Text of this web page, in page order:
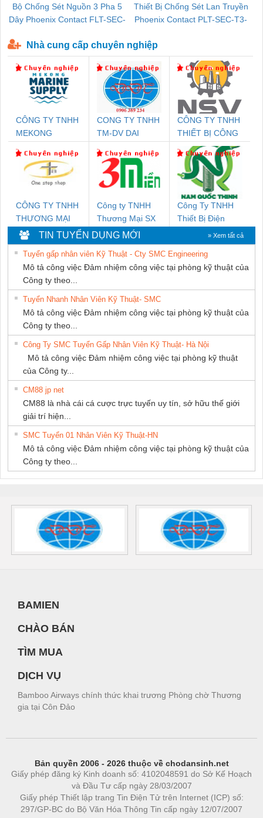
Bộ Chống Sét Nguồn 3 Pha 5
Dây Phoenix Contact FLT-SEC-
Thiết Bị Chống Sét Lan Truyền
Phoenix Contact PLT-SEC-T3-
Nhà cung cấp chuyên nghiệp
CÔNG TY TNHH
MEKONG
CONG TY TNHH
TM-DV DAI
CÔNG TY TNHH
THIẾT BỊ CÔNG
NGHIỆP NIHON
SETSUBI VIỆT
NAM
CÔNG TY TNHH
THƯƠNG MẠI
THIÊN ÂN VIỆT
NAM
Công ty TNHH
Thương Mại SX
Ba Miền
Công Ty TNHH
Thiết Bị Điện
Nam Quốc Thịnh
TIN TUYỂN DỤNG MỚI » Xem tất cả
Tuyển gấp nhân viên Kỹ Thuật - Cty SMC Engineering
Mô tả công việc Đảm nhiệm công việc tại phòng kỹ thuật của
Công ty theo...
Tuyển Nhanh Nhân Viên Kỹ Thuật- SMC
Mô tả công việc Đảm nhiệm công việc tại phòng kỹ thuật của
Công ty theo...
Công Ty SMC Tuyển Gấp Nhân Viên Kỹ Thuật- Hà Nội
Mô tả công việc Đảm nhiệm công việc tại phòng kỹ thuật
của Công ty...
CM88 jp net
CM88 là nhà cái cá cược trực tuyến uy tín, sở hữu thế giới
giải trí hiện...
SMC Tuyển 01 Nhân Viên Kỹ Thuật-HN
Mô tả công việc Đảm nhiệm công việc tại phòng kỹ thuật của
Công ty theo...
BAMIEN
CHÀO BÁN
TÌM MUA
DỊCH VỤ
Bamboo Airways chính thức khai trương Phòng chờ Thương
gia tại Côn Đảo
Bản quyền 2006 - 2026 thuộc về chodansinh.net
Giấy phép đăng ký Kinh doanh số: 4102048591 do Sở Kế Hoạch
và Đầu Tư cấp ngày 28/03/2007
Giấy phép Thiết lập trang Tin Điện Tử trên Internet (ICP) số:
297/GP-BC do Bộ Văn Hóa Thông Tin cấp ngày 12/07/2007